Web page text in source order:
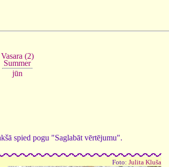
Vasara (2)
Summer
jūn
spied pogu "Saglabāt vērtējumu".
Foto: Julita Kluša